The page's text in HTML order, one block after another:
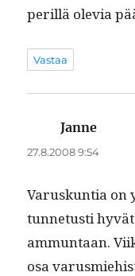
per­il­lä ole­via
Vastaa
Janne
27.8.2008 9:54
Varuskun­tia on
tun­netusti
ammuntaan.
osa